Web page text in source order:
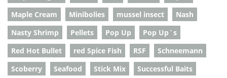
Maple Cream
Minibolies mussel insect
Nash
Nasty Shrimp
Pellets Pop Up
Pop Up`s
Red Hot Bullet
red Spice Fish RSF
Schneemann
Scoberry
Seafood Stick Mix
Successful Baits